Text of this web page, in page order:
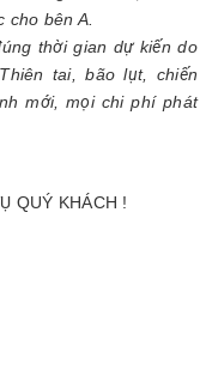
cho bên A.
thời gian dự kiến do
tai, bão lụt, chiến
mới, mọi chi phí phát
QUÝ KHÁCH !